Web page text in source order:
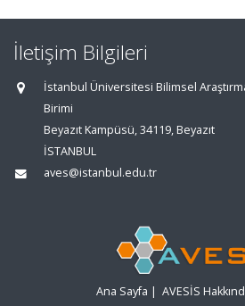
İletişim Bilgileri
İstanbul Üniversitesi Bilimsel
Birimi
Beyazıt Kampüsü, 34119, Beyazıt
İSTANBUL
aves@istanbul.edu.tr
Ana Sayfa | AVESİS